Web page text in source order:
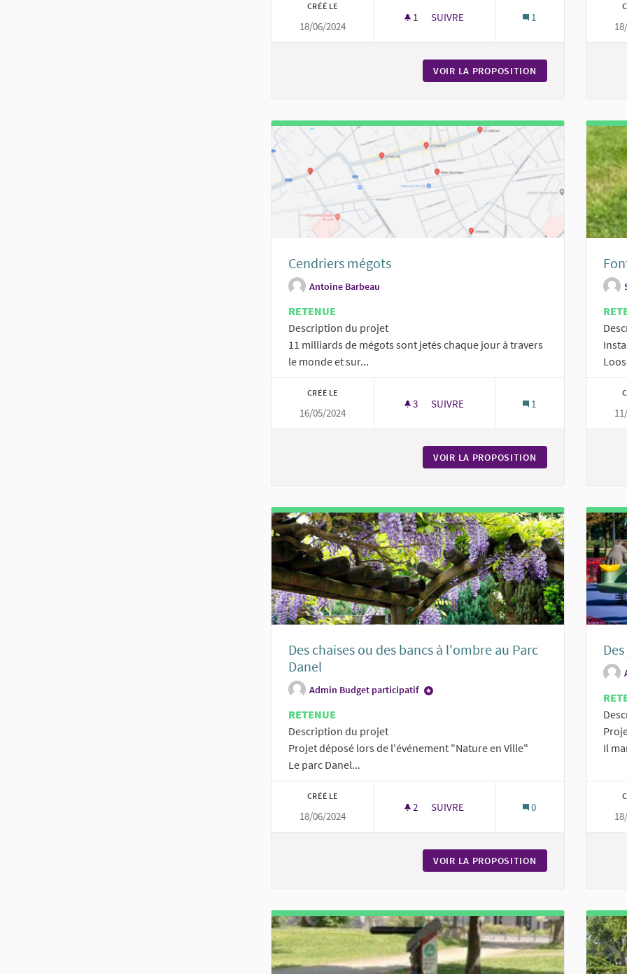
CRÉÉ LE
18/06/2024
1 1 ABONNÉ
SUIVRE
CRÉATION DE CARRÉS AROMATIQUES
1
VOIR LA PROPOSITION CRÉATION DE
Cendriers mégots
Antoine Barbeau
RETENUE
Description du projet
11 milliards de mégots sont jetés chaque jour à travers
le monde et sur...
CRÉÉ LE
16/05/2024
3 3 ABONNÉS
SUIVRE 1
VOIR LA PROPOSITION
Des chaises ou des bancs à l'ombre au Parc
Danel
Admin Budget participatif
RETENUE
Description du projet
Projet déposé lors de l'événement "Nature en Ville"
Le parc Danel...
CRÉÉ LE
18/06/2024
2 2 ABONNÉS
SUIVRE
DES CHAISES OU DES BANCS À L'OMBRE AU
0
VOIR LA PROPOSITION DES CHAISES OU
Il